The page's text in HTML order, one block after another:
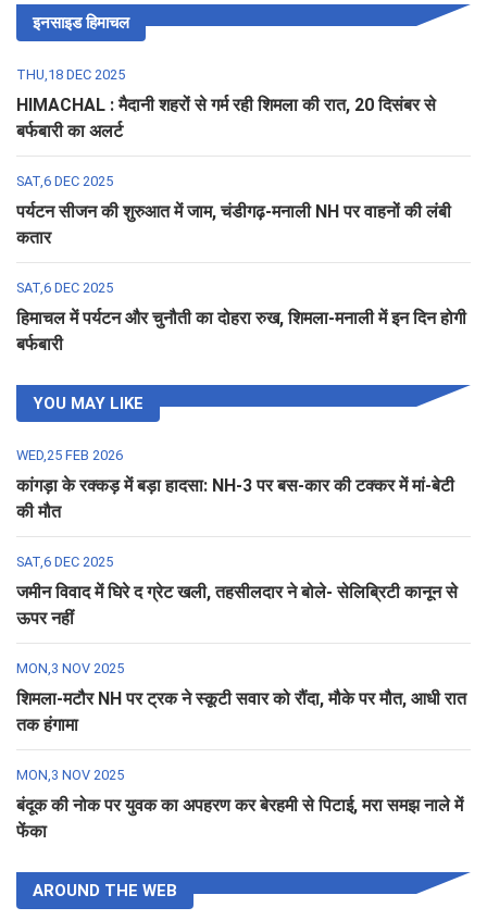
इनसाइड हिमाचल
THU,18 DEC 2025
HIMACHAL : मैदानी शहरों से गर्म रही शिमला की रात, 20 दिसंबर से
बर्फबारी का अलर्ट
SAT,6 DEC 2025
पर्यटन सीजन की शुरुआत में जाम, चंडीगढ़-मनाली NH पर वाहनों की लंबी
कतार
SAT,6 DEC 2025
हिमाचल में पर्यटन और चुनौती का दोहरा रुख, शिमला-मनाली में इन दिन होगी
बर्फबारी
YOU MAY LIKE
WED,25 FEB 2026
कांगड़ा के रक्कड़ में बड़ा हादसा: NH-3 पर बस-कार की टक्कर में मां-बेटी
की मौत
SAT,6 DEC 2025
जमीन विवाद में घिरे द ग्रेट खली, तहसीलदार ने बोले- सेलिब्रिटी कानून से
ऊपर नहीं
MON,3 NOV 2025
शिमला-मटौर NH पर ट्रक ने स्कूटी सवार को रौंदा, मौके पर मौत, आधी रात
तक हंगामा
MON,3 NOV 2025
बंदूक की नोक पर युवक का अपहरण कर बेरहमी से पिटाई, मरा समझ नाले में
फेंका
AROUND THE WEB